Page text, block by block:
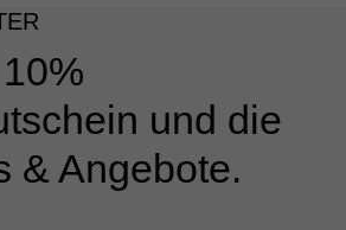
und die
& Angebote.